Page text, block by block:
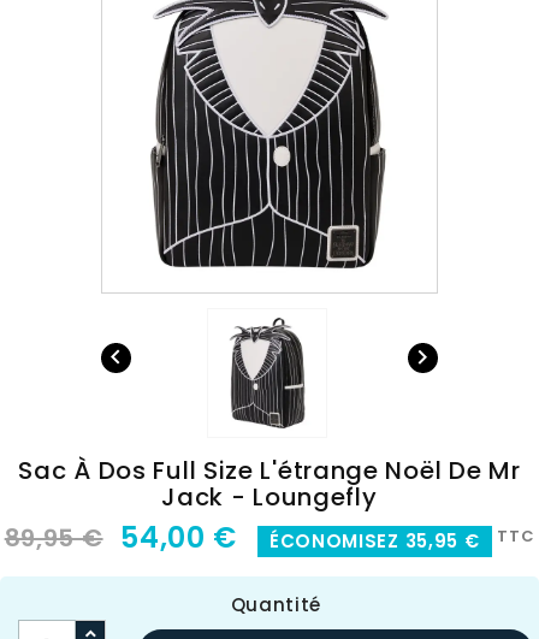
 
Sac À Dos Full Size L'étrange Noël De Mr
Jack - Loungefly
89,95 € 54,00 € ÉCONOMISEZ 35,95 € TTC
Quantité